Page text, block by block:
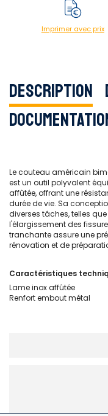
Imprimer avec prix
Description
Le couteau américain
est un outil polyvalent
affûtée, offrant une
durée de vie. Sa
diverses tâches, telles
l'élargissement des
tranchante assure une
rénovation et de
Caractéristiques
Lame inox affûtée
Renfort embout métal